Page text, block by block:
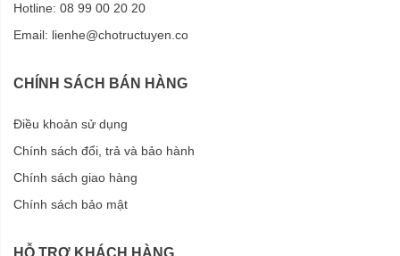
Hotline: 08 99 00 20 20
Email: lienhe@chotructuyen.co
CHÍNH SÁCH BÁN HÀNG
Điều khoản sử dụng
Chính sách đổi, trả và bảo hành
Chính sách giao hàng
Chính sách bảo mật
HỖ TRỢ KHÁCH HÀNG